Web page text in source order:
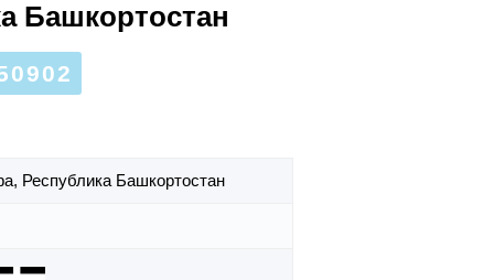
Башкортостан
Республика Башкортостан